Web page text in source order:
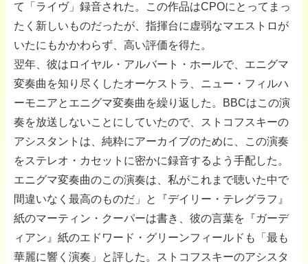
て「ライヴ」録音された。この作品はCPOにとってまっ
たく新しいものだったが、指揮台に虚弱なマエストロが
いたにもかかわらず、高い評価を得た。
翌年、彼はロイヤル・アルバート・ホールで、エニグマ
変奏曲を知り尽くしたオーケストラ、ニュー・フィルハ
ーモニアとエニグマ変奏曲を繰り返した。BBCはこの演
奏を放送しないことにしていたので、ストコフスキーの
アシスタントは、純粋にアーカイブのために、この演奏
をステレオ・カセットに密かに録音するよう手配した。
エニグマ変奏曲のこの演奏は、私がこれまで聴いた中で
間違いなく最高のものだ」と『デイリー・テレグラフ』
紙のマーティン・クーパーは書き、彼の言葉を『ガーデ
ィアン』紙のエドワード・グリーンフィールドも「最も
華麗に響く演奏」と評した。ストコフスキーのアシスタ